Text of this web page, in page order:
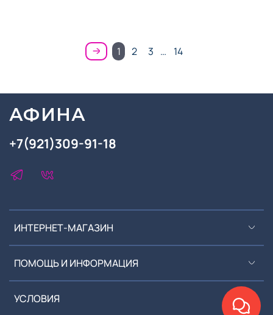
1 2 3 … 14
ИНТЕРНЕТ-МАГАЗИН
ПОМОЩЬ И ИНФОРМАЦИЯ
УСЛОВИЯ
+7(921)309-91-18
АФИНА